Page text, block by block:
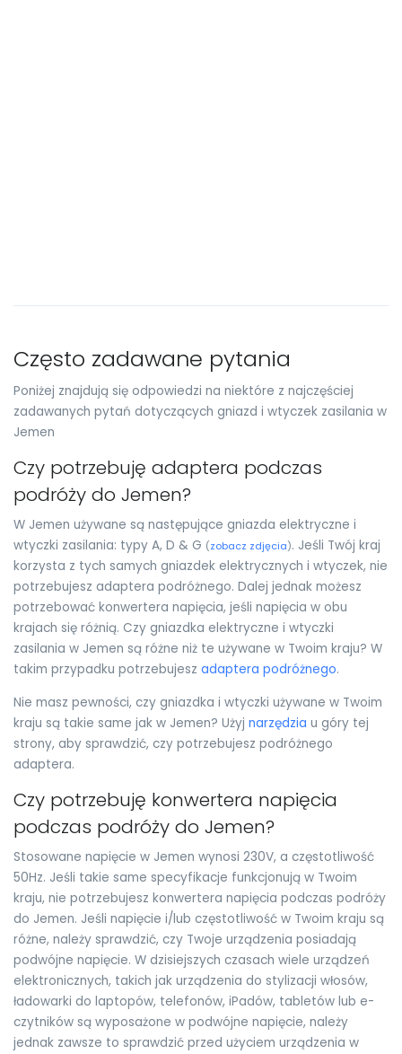
Często zadawane pytania
Poniżej znajdują się odpowiedzi na niektóre z najczęściej
zadawanych pytań dotyczących gniazd i wtyczek zasilania w
Jemen
Czy potrzebuję adaptera podczas
podróży do Jemen?
W Jemen używane są następujące gniazda elektryczne i
wtyczki zasilania: typy A, D & G (zobacz zdjęcia). Jeśli Twój kraj
korzysta z tych samych gniazdek elektrycznych i wtyczek, nie
potrzebujesz adaptera podróżnego. Dalej jednak możesz
potrzebować konwertera napięcia, jeśli napięcia w obu
krajach się różnią. Czy gniazdka elektryczne i wtyczki
zasilania w Jemen są różne niż te używane w Twoim kraju? W
takim przypadku potrzebujesz adaptera podróżnego.
Nie masz pewności, czy gniazdka i wtyczki używane w Twoim
kraju są takie same jak w Jemen? Użyj narzędzia u góry tej
strony, aby sprawdzić, czy potrzebujesz podróżnego
adaptera.
Czy potrzebuję konwertera napięcia
podczas podróży do Jemen?
Stosowane napięcie w Jemen wynosi 230V, a częstotliwość
50Hz. Jeśli takie same specyfikacje funkcjonują w Twoim
kraju, nie potrzebujesz konwertera napięcia podczas podróży
do Jemen. Jeśli napięcie i/lub częstotliwość w Twoim kraju są
różne, należy sprawdzić, czy Twoje urządzenia posiadają
podwójne napięcie. W dzisiejszych czasach wiele urządzeń
elektronicznych, takich jak urządzenia do stylizacji włosów,
ładowarki do laptopów, telefonów, iPadów, tabletów lub e-
czytników są wyposażone w podwójne napięcie, należy
jednak zawsze to sprawdzić przed użyciem urządzenia w